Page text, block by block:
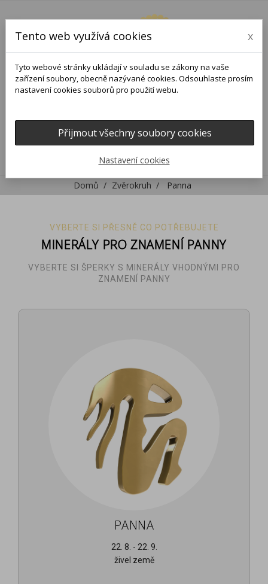
Domů Zvěrokruh Panna
VYBERTE SI PŘESNĚ CO POTŘEBUJETE
MINERÁLY PRO ZNAMENÍ PANNY
VYBERTE SI ŠPERKY S MINERÁLY VHODNÝMI PRO
ZNAMENÍ PANNY
PANNA
22. 8. - 22. 9.
živel země
Tento web využívá cookies x
Tyto webové stránky ukládají v souladu se zákony na vaše
zařízení soubory, obecně nazývané cookies. Odsouhlaste prosím
nastavení cookies souborů pro použití webu.
Přijmout všechny soubory cookies
Nastavení cookies